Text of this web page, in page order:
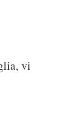
vi